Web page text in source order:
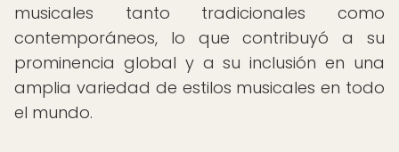
musicales tanto tradicionales como
contemporáneos, lo que contribuyó a su
prominencia global y a su inclusión en una
amplia variedad de estilos musicales en todo
el mundo.